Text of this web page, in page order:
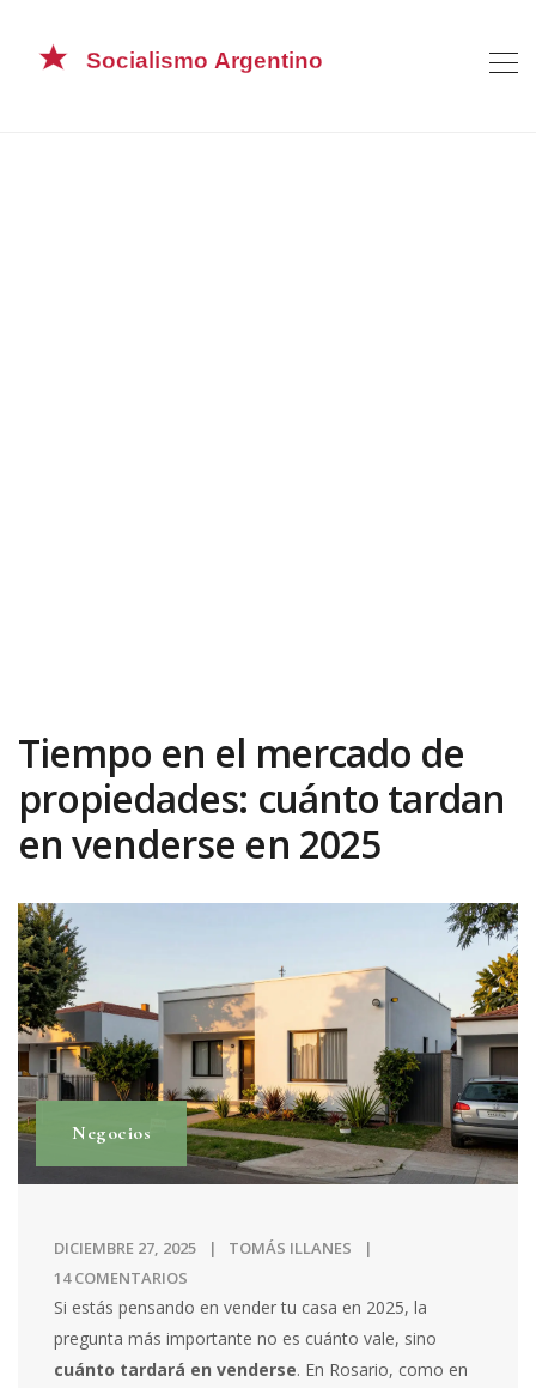
Tiempo en el mercado de
propiedades: cuánto tardan
en venderse en 2025
Negocios
DICIEMBRE 27, 2025
TOMÁS ILLANES
14 COMENTARIOS
Si estás pensando en vender tu casa en 2025, la
pregunta más importante no es cuánto vale, sino
cuánto tardará en venderse. En Rosario, como en